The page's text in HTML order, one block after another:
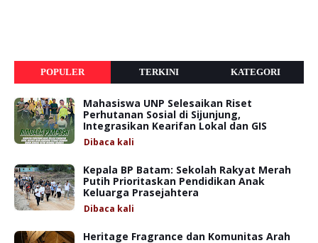
POPULER TERKINI KATEGORI
Mahasiswa UNP Selesaikan Riset
Perhutanan Sosial di Sijunjung,
Integrasikan Kearifan Lokal dan GIS
Dibaca kali
Kepala BP Batam: Sekolah Rakyat Merah
Putih Prioritaskan Pendidikan Anak
Keluarga Prasejahtera
Dibaca kali
Heritage Fragrance dan Komunitas Arah